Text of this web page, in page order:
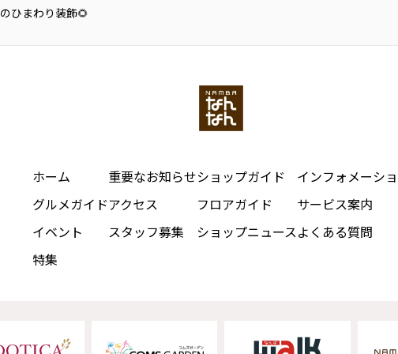
ひまわり装飾🌻
ホーム
グルメガイド
イベント
特集
重要なお知らせ
アクセス
スタッフ募集
ショップガイド
フロアガイド
ショップニュース
インフォメーシ
サービス案内
よくある質問